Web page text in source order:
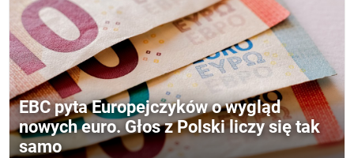
EBC pyta Europejczyków o wygląd
nowych euro. Głos z Polski liczy się tak
samo